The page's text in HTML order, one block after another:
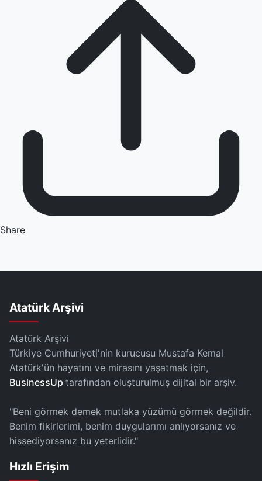
Share
Atatürk Arşivi
Atatürk Arşivi
Türkiye Cumhuriyeti'nin kurucusu Mustafa Kemal
Atatürk'ün hayatını ve mirasını yaşatmak için,
BusinessUp tarafından oluşturulmuş dijital bir arşiv.
"Beni görmek demek mutlaka yüzümü görmek değildir.
Benim fikirlerimi, benim duygularımı anlıyorsanız ve
hissediyorsanız bu yeterlidir."
Hızlı Erişim